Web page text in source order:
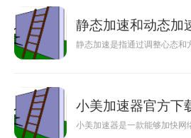
静态加速和动态加
静态加速是指通过调整心态和
小美加速器官方下
小美加速器是一款能够加快网